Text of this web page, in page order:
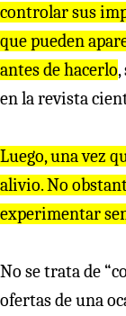
controlar sus
que pueden
antes de hacerlo,
en la revista
Luego, una vez
alivio. No
experimentar
No se trata de
ofertas de una